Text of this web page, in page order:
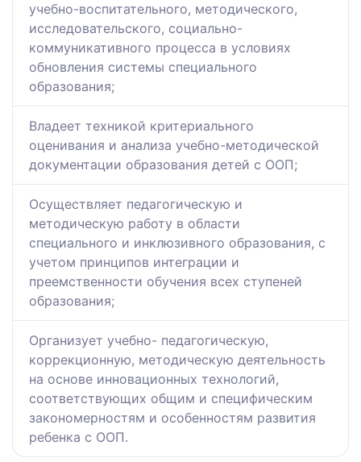
учебно-воспитательного, методического,
исследовательского, социально-
коммуникативного процесса в условиях
обновления системы специального
образования;
Владеет техникой критериального
оценивания и анализа учебно-методической
документации образования детей с ООП;
Осуществляет педагогическую и
методическую работу в области
специального и инклюзивного образования, с
учетом принципов интеграции и
преемственности обучения всех ступеней
образования;
Организует учебно- педагогическую,
коррекционную, методическую деятельность
на основе инновационных технологий,
соответствующих общим и специфическим
закономерностям и особенностям развития
ребенка с ООП.